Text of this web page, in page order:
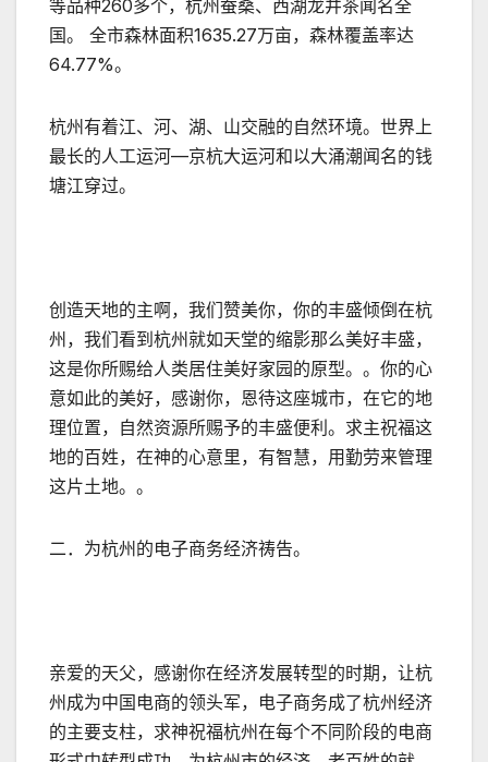
等品种260多个，杭州蚕桑、西湖龙井茶闻名全
国。 全市森林面积1635.27万亩，森林覆盖率达
64.77%。
杭州有着江、河、湖、山交融的自然环境。世界上
最长的人工运河—京杭大运河和以大涌潮闻名的钱
塘江穿过。
创造天地的主啊，我们赞美你，你的丰盛倾倒在杭
州，我们看到杭州就如天堂的缩影那么美好丰盛，
这是你所赐给人类居住美好家园的原型。。你的心
意如此的美好，感谢你，恩待这座城市，在它的地
理位置，自然资源所赐予的丰盛便利。求主祝福这
地的百姓，在神的心意里，有智慧，用勤劳来管理
这片土地。。
二．为杭州的电子商务经济祷告。
亲爱的天父，感谢你在经济发展转型的时期，让杭
州成为中国电商的领头军，电子商务成了杭州经济
的主要支柱，求神祝福杭州在每个不同阶段的电商